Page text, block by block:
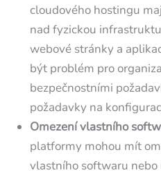
cloudového hostingu
nad fyzickou
webové stránky a
být problém pro
bezpečnostními
požadavky na
Omezení vlastního
platformy mohou mít
vlastního softwaru